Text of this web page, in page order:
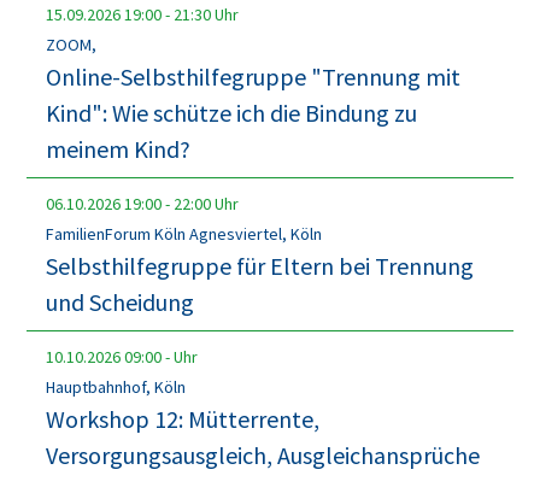
15.09.202619:00- 21:30Uhr
ZOOM,
Online-Selbsthilfegruppe "Trennung mit
Kind": Wie schütze ich die Bindung zu
meinem Kind?
06.10.202619:00- 22:00Uhr
FamilienForum Köln Agnesviertel, Köln
Selbsthilfegruppe für Eltern bei Trennung
und Scheidung
10.10.202609:00-Uhr
Hauptbahnhof, Köln
Workshop 12: Mütterrente,
Versorgungsausgleich, Ausgleichansprüche